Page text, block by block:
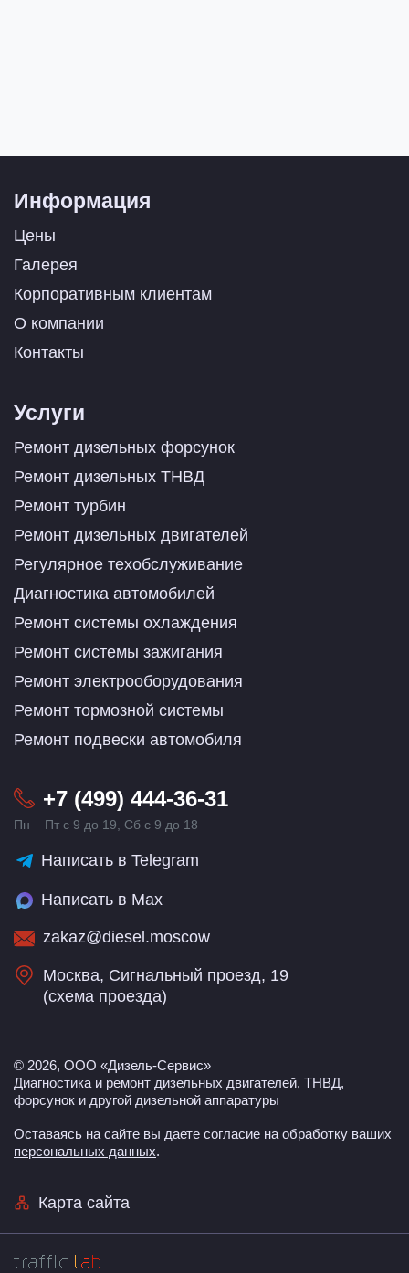
Информация
Цены
Галерея
Корпоративным клиентам
О компании
Контакты
Услуги
Ремонт дизельных форсунок
Ремонт дизельных ТНВД
Ремонт турбин
Ремонт дизельных двигателей
Регулярное техобслуживание
Диагностика автомобилей
Ремонт системы охлаждения
Ремонт системы зажигания
Ремонт электрооборудования
Ремонт тормозной системы
Ремонт подвески автомобиля
+7 (499) 444-36-31
Пн – Пт с 9 до 19, Сб с 9 до 18
Написать в Telegram
Написать в Max
zakaz@diesel.moscow
Москва, Сигнальный проезд, 19
(схема проезда)
© 2026, ООО «Дизель-Сервис»
Диагностика и ремонт дизельных двигателей, ТНВД,
форсунок и другой дизельной аппаратуры
Оставаясь на сайте вы даете согласие на обработку ваших
персональных данных.
Карта сайта